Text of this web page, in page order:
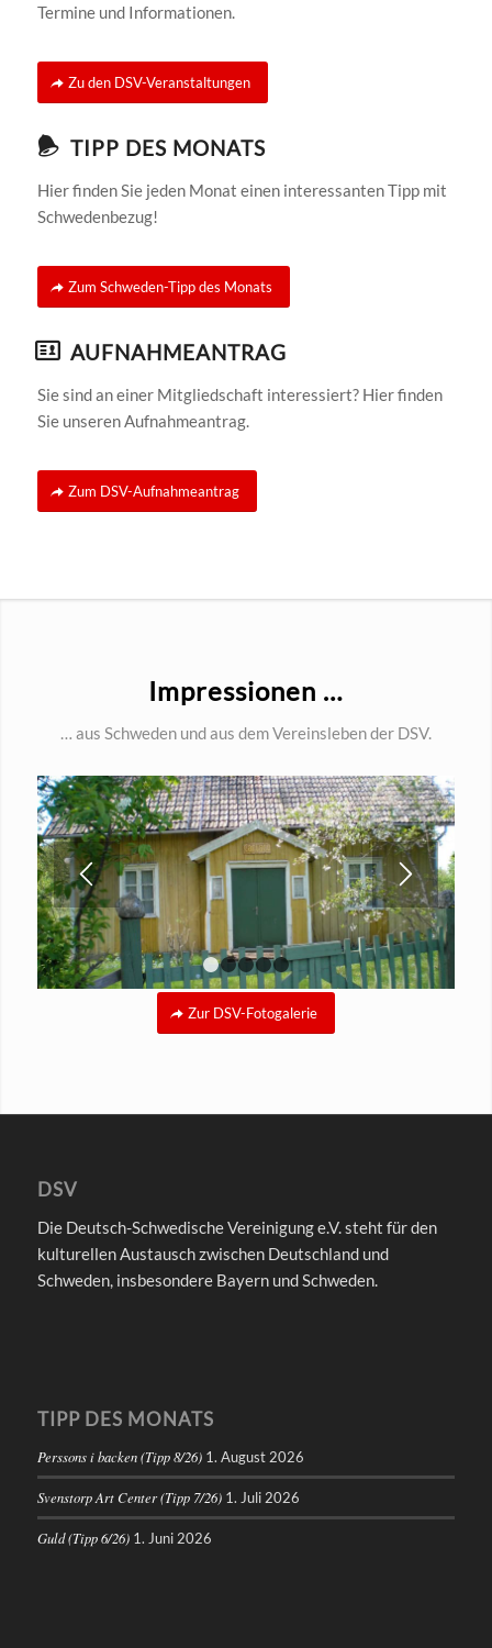
Termine und Informationen.
Zu den DSV-Veranstaltungen
TIPP DES MONATS
Hier finden Sie jeden Monat einen interessanten Tipp mit
Schwedenbezug!
Zum Schweden-Tipp des Monats
AUFNAHMEANTRAG
Sie sind an einer Mitgliedschaft interessiert? Hier finden
Sie unseren Aufnahmeantrag.
Zum DSV-Aufnahmeantrag
Impressionen …
… aus Schweden und aus dem Vereinsleben der DSV.
1 2 3 4 5
Zur DSV-Fotogalerie
DSV
Die Deutsch-Schwedische Vereinigung e.V. steht für den
kulturellen Austausch zwischen Deutschland und
Schweden, insbesondere Bayern und Schweden.
TIPP DES MONATS
Perssons i backen (Tipp 8/26) 1. August 2026
Svenstorp Art Center (Tipp 7/26) 1. Juli 2026
Guld (Tipp 6/26) 1. Juni 2026